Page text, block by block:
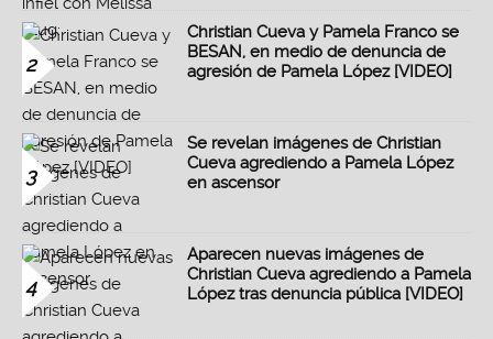
2
Christian Cueva y Pamela Franco se
BESAN, en medio de denuncia de
agresión de Pamela López [VIDEO]
3
Se revelan imágenes de Christian
Cueva agrediendo a Pamela López
en ascensor
4
Aparecen nuevas imágenes de
Christian Cueva agrediendo a Pamela
López tras denuncia pública [VIDEO]